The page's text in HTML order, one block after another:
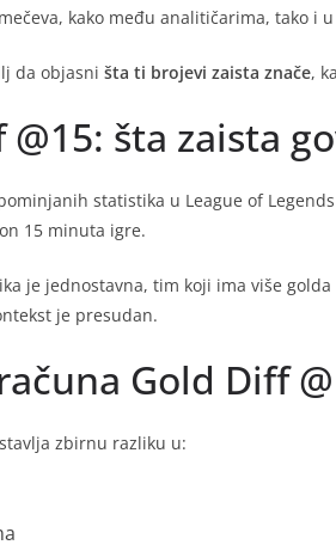
kako među analitičarima, tako i
da objasni šta ti brojevi zaista znače,
@15: šta zaista
statistika u League of
15 minuta igre.
je jednostavna, tim koji ima više
je presudan.
Gold Diff
zbirnu razliku u: